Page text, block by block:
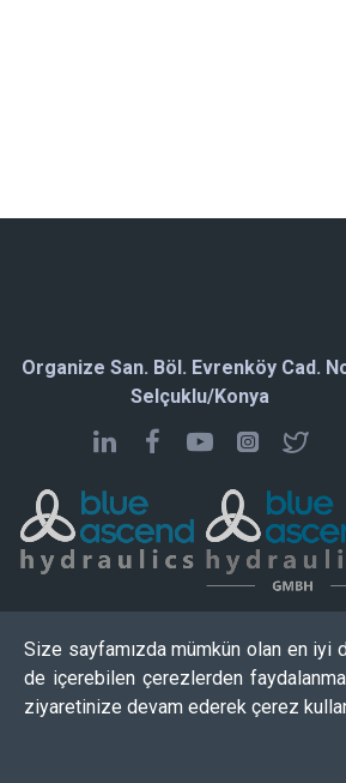
Organize San. Böl. Evrenköy Cad.
Selçuklu/Konya
Size sayfamızda mümkün olan en
de içerebilen çerezlerden
ziyaretinize devam ederek çerez